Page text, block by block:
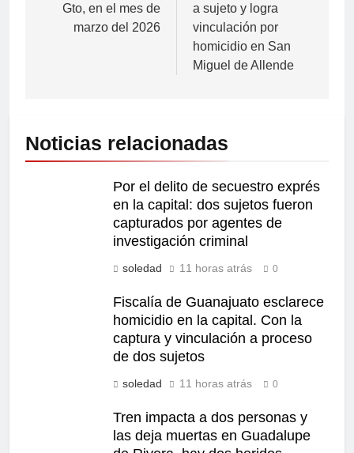
Gto, en el mes de
marzo del 2026
a sujeto y logra
vinculación por
homicidio en San
Miguel de Allende
Noticias relacionadas
Por el delito de secuestro exprés
en la capital: dos sujetos fueron
capturados por agentes de
investigación criminal
soledad 11 horas atrás 0
Fiscalía de Guanajuato esclarece
homicidio en la capital. Con la
captura y vinculación a proceso
de dos sujetos
soledad 11 horas atrás 0
Tren impacta a dos personas y
las deja muertas en Guadalupe